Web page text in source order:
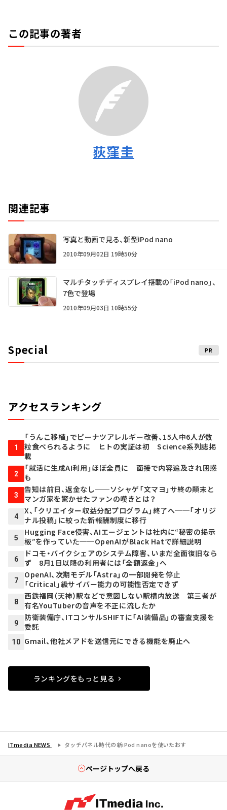
この記事の著者
荻窪圭
関連記事
写真と動画で見る、新型iPod nano
2010年09月02日 19時50分
マルチタッチディスプレイ搭載の「iPod nano」、
7色で登場
2010年09月03日 10時55分
Special PR
アクセスランキング
1
「うんこ移植」でピーナツアレルギー改善、15人中6人が数
粒食べられるように ヒトの実証は初 Science系列誌掲
載
2
「就活に生成AI利用」ほぼ全員に 面接で内容追及され困惑
も
3
告知は前日、返金なし──ソシャゲ「文マヨ」サ終の顛末と
マンガ家を驚かせたファンの嘆きとは？
4
X、「クリエイター収益分配プログラム」終了へ──「オリジ
ナル投稿」に絞った新報酬制度に移行
5
Hugging Face侵害、AIエージェントは社内に“秘密の掲示
板”を作っていた──OpenAIがBlack Hatで詳細説明
6
ドコモ・バイクシェアのシステム障害、いまだ全面復旧なら
ず 8月1日以降の利用者には「全額返金」へ
7
OpenAI、次期モデル「Astra」の一部開発を停止
「Critical」級サイバー能力の可能性否定できず
8
西鉄福岡（天神）駅などで意図しない駅構内放送 第三者が
有名YouTuberの音声を不正に流したか
9
防衛装備庁、ITコンサルSHIFTに「AI装備品」の審査支援を
委託
10 Gmail、他社メアドを送信元にできる機能を廃止へ
ランキングをもっと見る
ITmedia NEWS タッチパネル時代の新iPod nanoを使いたおす
ページトップへ戻る